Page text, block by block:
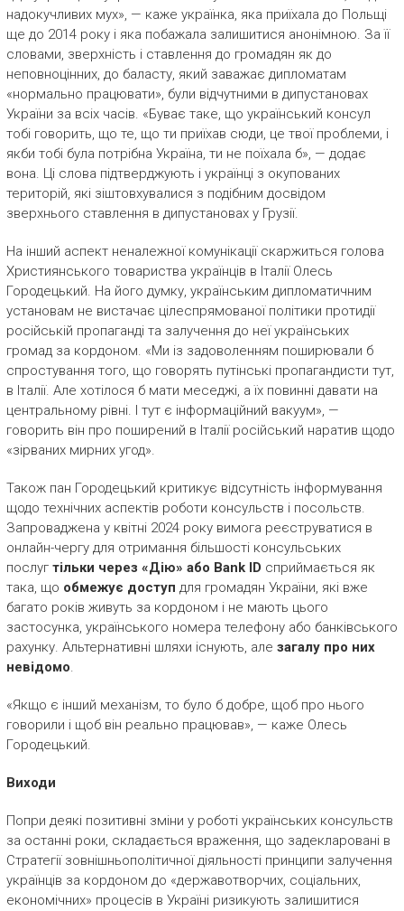
надокучливих мух», — каже українка, яка приїхала до Польщі
ще до 2014 року і яка побажала залишитися анонімною. За її
словами, зверхність і ставлення до громадян як до
неповноцінних, до баласту, який заважає дипломатам
«нормально працювати», були відчутними в дипустановах
України за всіх часів. «Буває таке, що український консул
тобі говорить, що те, що ти приїхав сюди, це твої проблеми, і
якби тобі була потрібна Україна, ти не поїхала б», — додає
вона. Ці слова підтверджують і українці з окупованих
територій, які зіштовхувалися з подібним досвідом
зверхнього ставлення в дипустановах у Грузії.
На інший аспект неналежної комунікації скаржиться голова
Християнського товариства українців в Італії Олесь
Городецький. На його думку, українським дипломатичним
установам не вистачає цілеспрямованої політики протидії
російській пропаганді та залучення до неї українських
громад за кордоном. «Ми із задоволенням поширювали б
спростування того, що говорять путінські пропагандисти тут,
в Італії. Але хотілося б мати меседжі, а їх повинні давати на
центральному рівні. І тут є інформаційний вакуум», —
говорить він про поширений в Італії російський наратив щодо
«зірваних мирних угод».
Також пан Городецький критикує відсутність інформування
щодо технічних аспектів роботи консульств і посольств.
Запроваджена у квітні 2024 року вимога реєструватися в
онлайн-чергу для отримання більшості консульських
послуг тільки через «Дію» або Bank ID сприймається як
така, що обмежує доступ для громадян України, які вже
багато років живуть за кордоном і не мають цього
застосунка, українського номера телефону або банківського
рахунку. Альтернативні шляхи існують, але загалу про них
невідомо.
«Якщо є інший механізм, то було б добре, щоб про нього
говорили і щоб він реально працював», — каже Олесь
Городецький.
Виходи
Попри деякі позитивні зміни у роботі українських консульств
за останні роки, складається враження, що задекларовані в
Стратегії зовнішньополітичної діяльності принципи залучення
українців за кордоном до «державотворчих, соціальних,
економічних» процесів в Україні ризикують залишитися